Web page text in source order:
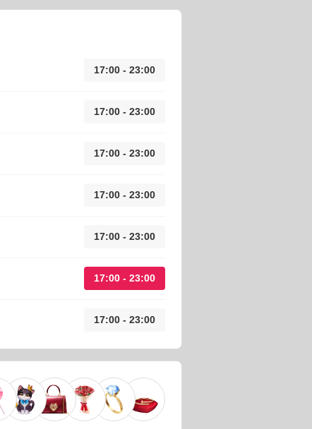
17:00 - 23:00
17:00 - 23:00
17:00 - 23:00
17:00 - 23:00
17:00 - 23:00
17:00 - 23:00
17:00 - 23:00